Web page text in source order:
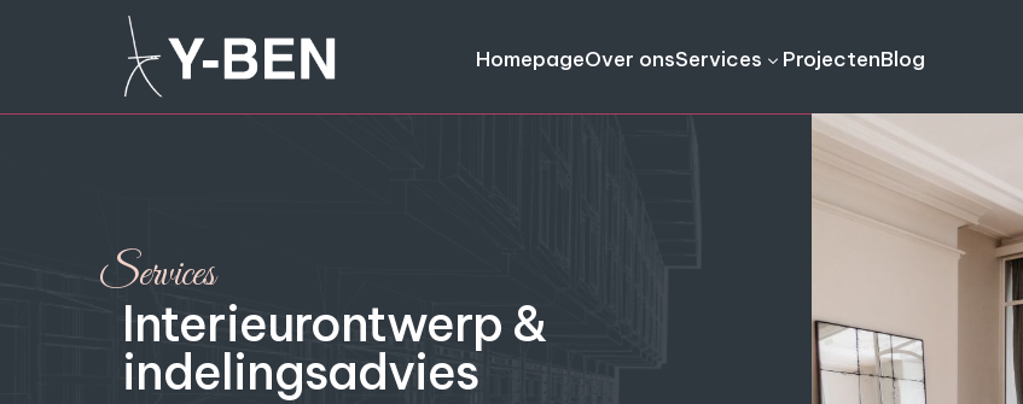
HomepageOver onsServices 3 ProjectenBlog
Services
Interieurontwerp &
indelingsadvies